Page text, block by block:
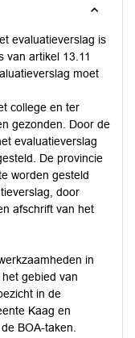
evaluatieverslag is
van artikel 13.11
moet
college en ter
gezonden. Door de
evaluatieverslag
De provincie
worden gesteld
door
afschrift van het
in
gebied van
in de
Kaag en
BOA-taken.